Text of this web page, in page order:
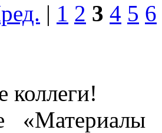
| 1 2 3 4 5 6
коллеги!
«Материалы